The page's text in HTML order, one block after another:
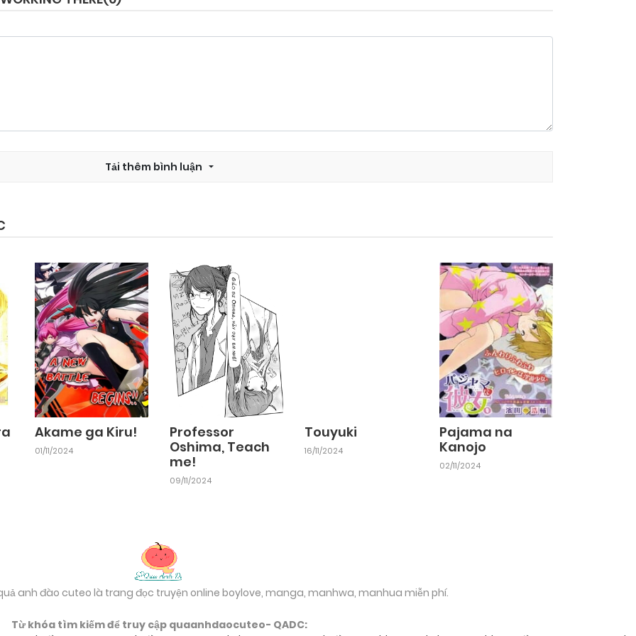
Chapter 15
Chapter 11 25/09/2024
Chapter 10 25/09/2024
Chapter 8 25/09/2024
25/09/2024
Chapter 4
Tải thêm bình luận
Akame ga Kiru!
01/11/2024
Professor
Oshima, Teach
me!
09/11/2024
Touyuki
16/11/2024
Pajama na
Kanojo
02/11/2024
anh đào cuteo là trang đọc truyện online boylove, manga, manhwa, manhua miễn phí.
Từ khóa tìm kiếm để truy cập quaanhdaocuteo- QADC: